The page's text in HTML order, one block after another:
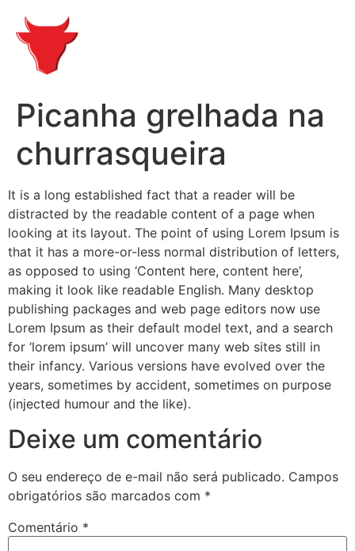
Picanha grelhada na
churrasqueira
It is a long established fact that a reader will be
distracted by the readable content of a page when
looking at its layout. The point of using Lorem Ipsum is
that it has a more-or-less normal distribution of letters,
as opposed to using ‘Content here, content here’,
making it look like readable English. Many desktop
publishing packages and web page editors now use
Lorem Ipsum as their default model text, and a search
for ‘lorem ipsum’ will uncover many web sites still in
their infancy. Various versions have evolved over the
years, sometimes by accident, sometimes on purpose
(injected humour and the like).
Deixe um comentário
O seu endereço de e-mail não será publicado. Campos
obrigatórios são marcados com *
Comentário *